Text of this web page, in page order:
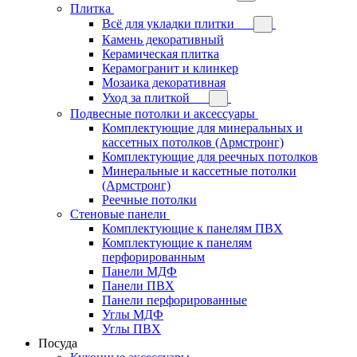
Плитка
Всё для укладки плитки
Камень декоративный
Керамическая плитка
Керамогранит и клинкер
Мозаика декоративная
Уход за плиткой
Подвесные потолки и аксессуары
Комплектующие для минеральных и
кассетных потолков (Армстронг)
Комплектующие для реечных потолков
Минеральные и кассетные потолки
(Армстронг)
Реечные потолки
Стеновые панели
Комплектующие к панелям ПВХ
Комплектующие к панелям
перфорированным
Панели МДФ
Панели ПВХ
Панели перфорированные
Углы МДФ
Углы ПВХ
Посуда